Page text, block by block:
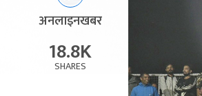
अनलाइनखबर
18.8K
SHARES